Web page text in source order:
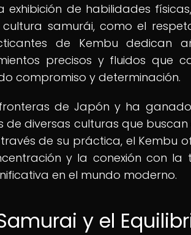
de habilidades
samurái, como el
de Kembu dedican
precisos y fluidos que
compromiso y determinación.
de Japón y ha
diversas culturas que
de su práctica, el Kembu
y la conexión con la
en el mundo moderno.
y el